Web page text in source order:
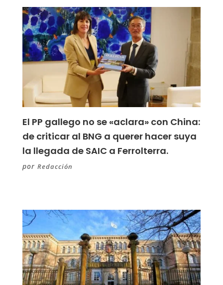
El PP gallego no se «aclara» con China:
de criticar al BNG a querer hacer suya
la llegada de SAIC a Ferrolterra.
por Redacción